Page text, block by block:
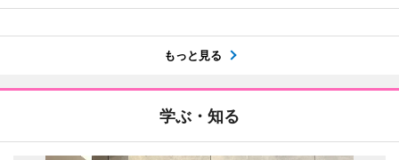
もっと見る
学ぶ・知る